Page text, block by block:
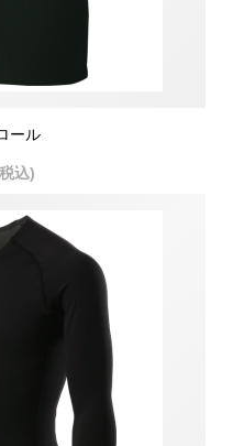
ール
込)